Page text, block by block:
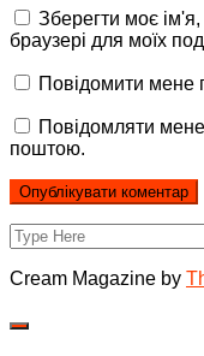
Зберегти моє
браузері для моїх
Повідомити мене
Повідомляти
поштою.
Cream Magazine by